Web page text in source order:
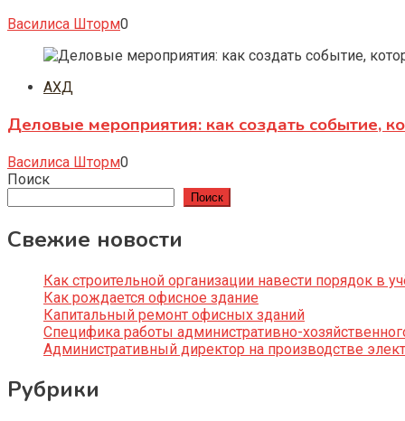
Василиса Шторм0
АХД
Деловые мероприятия: как создать событие,
Василиса Шторм0
Поиск
Поиск
Свежие новости
Как строительной организации навести порядок в
Как рождается офисное здание
Капитальный ремонт офисных зданий
Специфика работы административно-
Административный директор на производстве
Рубрики